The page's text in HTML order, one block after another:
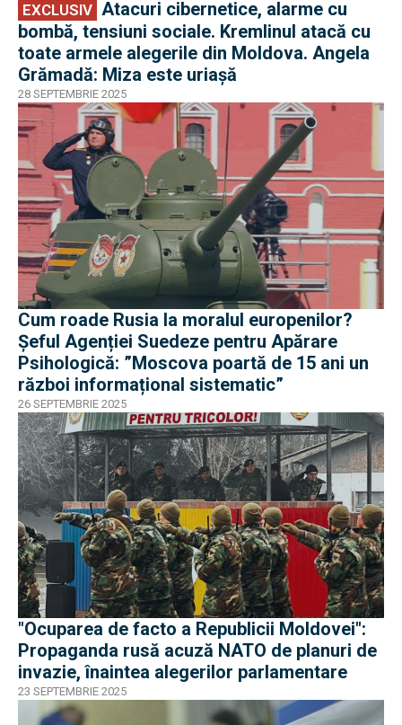
EXCLUSIV
bombă, tensiuni sociale. Kremlinul atacă cu
toate armele alegerile din Moldova. Angela
Grămadă: Miza este uriașă
28 SEPTEMBRIE 2025
Cum roade Rusia la moralul europenilor?
Șeful Agenției Suedeze pentru Apărare
Psihologică: ”Moscova poartă de 15 ani un
război informațional sistematic”
26 SEPTEMBRIE 2025
"Ocuparea de facto a Republicii Moldovei":
Propaganda rusă acuză NATO de planuri de
invazie, înaintea alegerilor parlamentare
23 SEPTEMBRIE 2025